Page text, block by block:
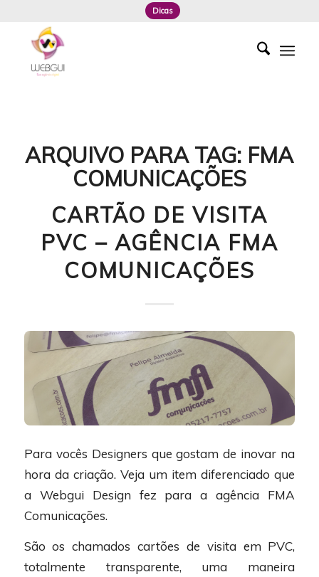
Dicas
ARQUIVO PARA TAG: FMA
COMUNICAÇÕES
CARTÃO DE VISITA
PVC – AGÊNCIA FMA
COMUNICAÇÕES
Para vocês Designers que gostam de inovar na
hora da criação. Veja um item diferenciado que
a Webgui Design fez para a agência FMA
Comunicações.
São os chamados cartões de visita em PVC,
totalmente transparente, uma maneira